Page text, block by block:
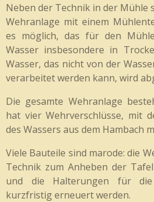
Neben der Technik in der Mühle
Wehranlage mit einem
es möglich, das für den
Wasser insbesondere in
Wasser, das nicht von der
verarbeitet werden kann, wird
Die gesamte Wehranlage
hat vier Wehrverschlüsse, mit
des Wassers aus dem Hambach
Viele Bauteile sind marode: die
Technik zum Anheben der
und die Halterungen für die
kurzfristig erneuert werden.